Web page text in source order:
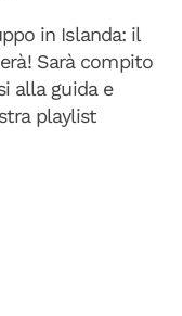
in Islanda: il
Sarà compito
alla guida e
playlist